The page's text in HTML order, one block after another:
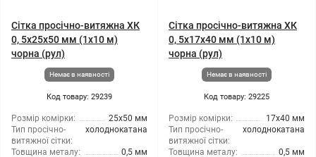
Сітка просічно-витяжна ХК
0, 5x25x50 мм (1x10 м)
чорна (рул)
Немає в наявності
Код товару: 29239
Розмір комірки:
25x50 мм
Тип просічно-
витяжної сітки:
холоднокатана
Товщина металу: 0,5 мм
Сітка просічно-витяжна ХК
0, 5x17x40 мм (1x10 м)
чорна (рул)
Немає в наявності
Код товару: 29225
Розмір комірки:
17x40 мм
Тип просічно-
витяжної сітки:
холоднокатана
Товщина металу: 0,5 мм